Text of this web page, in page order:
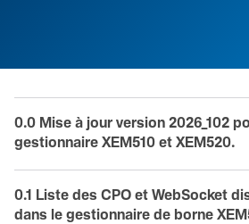
0.0 Mise à jour version 2026_102
gestionnaire XEM510 et XEM520.
0.1 Liste des CPO et WebSocket
dans le gestionnaire de borne